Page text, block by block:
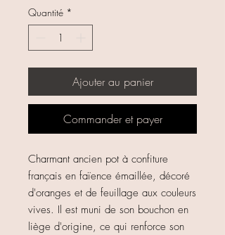
Quantité *
Ajouter au panier
Commander et payer
Charmant ancien pot à confiture
français en faïence émaillée, décoré
d'oranges et de feuillage aux couleurs
vives. Il est muni de son bouchon en
liège d'origine, ce qui renforce son